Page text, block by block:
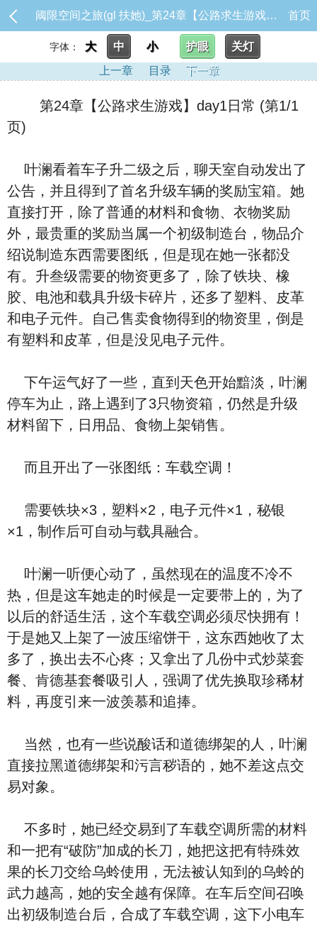
阈限空间之旅(gl 扶她)_第24章【公路求生游戏】day1日常 首页
字体： 大 中 小 护眼
关灯
上一章
目录 下一章
第24章【公路求生游戏】day1日常 (第1/1
页)
叶澜看着车子升二级之后，聊天室自动发出了
公告，并且得到了首名升级车辆的奖励宝箱。她
直接打开，除了普通的材料和食物、衣物奖励
外，最贵重的奖励当属一个初级制造台，物品介
绍说制造东西需要图纸，但是现在她一张都没
有。升叁级需要的物资更多了，除了铁块、橡
胶、电池和载具升级卡碎片，还多了塑料、皮革
和电子元件。自己售卖食物得到的物资里，倒是
有塑料和皮革，但是没见电子元件。
下午运气好了一些，直到天色开始黯淡，叶澜
停车为止，路上遇到了3只物资箱，仍然是升级
材料留下，日用品、食物上架销售。
而且开出了一张图纸：车载空调！
需要铁块×3，塑料×2，电子元件×1，秘银
×1，制作后可自动与载具融合。
叶澜一听便心动了，虽然现在的温度不冷不
热，但是这车她走的时候是一定要带上的，为了
以后的舒适生活，这个车载空调必须尽快拥有！
于是她又上架了一波压缩饼干，这东西她收了太
多了，换出去不心疼；又拿出了几份中式炒菜套
餐、肯德基套餐吸引人，强调了优先换取珍稀材
料，再度引来一波羡慕和追捧。
当然，也有一些说酸话和道德绑架的人，叶澜
直接拉黑道德绑架和污言秽语的，她不差这点交
易对象。
不多时，她已经交易到了车载空调所需的材料
和一把有“破防”加成的长刀，她把这把有特殊效
果的长刀交给乌蛉使用，无法被认知到的乌蛉的
武力越高，她的安全越有保障。在车后空间召唤
出初级制造台后，合成了车载空调，这下小电车